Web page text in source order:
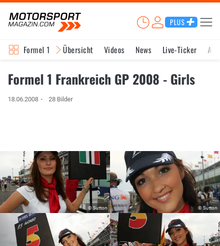
PLUS
Formel 1 Übersicht Videos News Live-Ticker
Formel 1 Frankreich GP 2008 - Girls
18.06.2008 28 Bilder